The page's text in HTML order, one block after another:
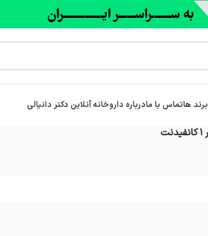
برند هاتماس با مادرباره‌ داروخانه آنلاین دکتر دانیالی